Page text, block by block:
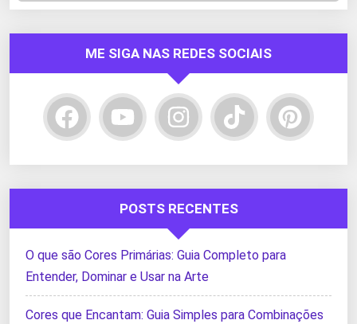
ME SIGA NAS REDES SOCIAIS
POSTS RECENTES
O que são Cores Primárias: Guia Completo para
Entender, Dominar e Usar na Arte
Cores que Encantam: Guia Simples para Combinações